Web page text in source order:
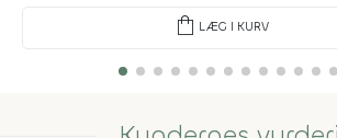
shopping_bag LÆG I KURV